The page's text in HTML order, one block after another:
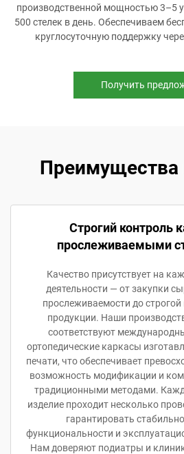
производственной мощностью 3–5
500 стелек в день. Обеспечиваем
круглосуточную поддержку
Получить
Преимущества
Строгий контроль
прослеживаемыми
Качество присутствует на
деятельности — от закупки
прослеживаемости до строгой
продукции. Наши
соответствуют
ортопедические каркасы
печати, что обеспечивает
возможность модификации и
традиционными методами.
изделие проходит несколько
гарантировать
функциональности и
Нам доверяют подиатры и